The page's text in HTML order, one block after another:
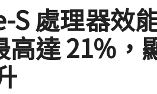
S 處理器效
高達 21%，